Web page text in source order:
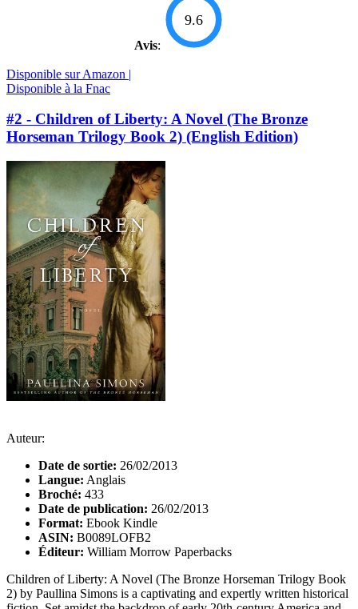
Avis:
9.6
Disponible sur Amazon |
Disponible à la Fnac
#2 - Children of Liberty: A Novel (The Bronze
Horseman Trilogy Book 2) (English Edition)
Auteur:
Date de sortie: 26/02/2013
Langue: Anglais
Broché: 433
Date de publication: 26/02/2013
Format: Ebook Kindle
ASIN: B0089LOFB2
Éditeur: William Morrow Paperbacks
Children of Liberty: A Novel (The Bronze Horseman Trilogy Book
2) by Paullina Simons is a captivating and expertly written historical